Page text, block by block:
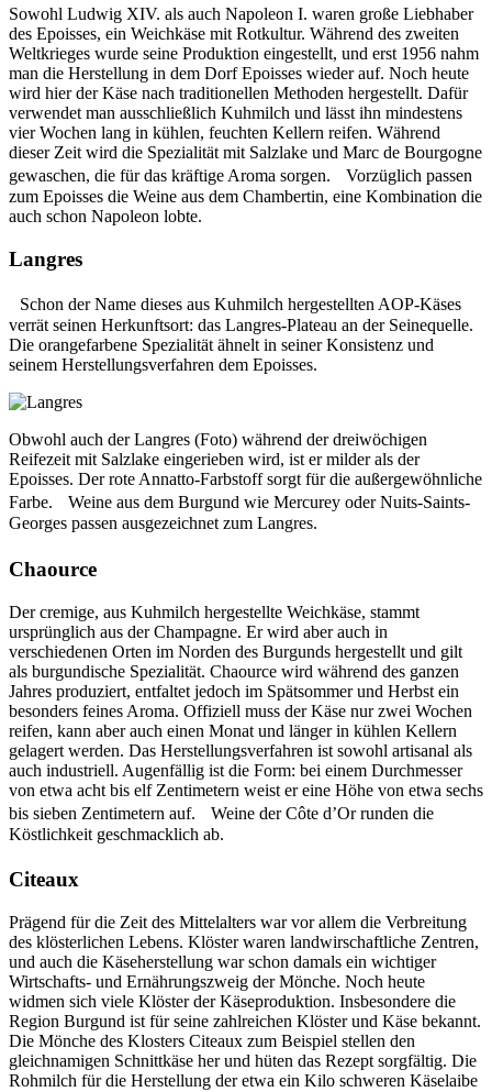
Sowohl Ludwig XIV. als auch Napoleon I. waren große Liebhaber
des Epoisses, ein Weichkäse mit Rotkultur. Während des zweiten
Weltkrieges wurde seine Produktion eingestellt, und erst 1956 nahm
man die Herstellung in dem Dorf Epoisses wieder auf. Noch heute
wird hier der Käse nach traditionellen Methoden hergestellt. Dafür
verwendet man ausschließlich Kuhmilch und lässt ihn mindestens
vier Wochen lang in kühlen, feuchten Kellern reifen. Während
dieser Zeit wird die Spezialität mit Salzlake und Marc de Bourgogne
gewaschen, die für das kräftige Aroma sorgen. Vorzüglich passen
zum Epoisses die Weine aus dem Chambertin, eine Kombination die
auch schon Napoleon lobte.
Langres
Schon der Name dieses aus Kuhmilch hergestellten AOP-Käses
verrät seinen Herkunftsort: das Langres-Plateau an der Seinequelle.
Die orangefarbene Spezialität ähnelt in seiner Konsistenz und
seinem Herstellungsverfahren dem Epoisses.
Obwohl auch der Langres (Foto) während der dreiwöchigen
Reifezeit mit Salzlake eingerieben wird, ist er milder als der
Epoisses. Der rote Annatto-Farbstoff sorgt für die außergewöhnliche
Farbe. Weine aus dem Burgund wie Mercurey oder Nuits-Saints-
Georges passen ausgezeichnet zum Langres.
Chaource
Der cremige, aus Kuhmilch hergestellte Weichkäse, stammt
ursprünglich aus der Champagne. Er wird aber auch in
verschiedenen Orten im Norden des Burgunds hergestellt und gilt
als burgundische Spezialität. Chaource wird während des ganzen
Jahres produziert, entfaltet jedoch im Spätsommer und Herbst ein
besonders feines Aroma. Offiziell muss der Käse nur zwei Wochen
reifen, kann aber auch einen Monat und länger in kühlen Kellern
gelagert werden. Das Herstellungsverfahren ist sowohl artisanal als
auch industriell. Augenfällig ist die Form: bei einem Durchmesser
von etwa acht bis elf Zentimetern weist er eine Höhe von etwa sechs
bis sieben Zentimetern auf. Weine der Côte d’Or runden die
Köstlichkeit geschmacklich ab.
Citeaux
Prägend für die Zeit des Mittelalters war vor allem die Verbreitung
des klösterlichen Lebens. Klöster waren landwirschaftliche Zentren,
und auch die Käseherstellung war schon damals ein wichtiger
Wirtschafts- und Ernährungszweig der Mönche. Noch heute
widmen sich viele Klöster der Käseproduktion. Insbesondere die
Region Burgund ist für seine zahlreichen Klöster und Käse bekannt.
Die Mönche des Klosters Citeaux zum Beispiel stellen den
gleichnamigen Schnittkäse her und hüten das Rezept sorgfältig. Die
Rohmilch für die Herstellung der etwa ein Kilo schweren Käselaibe